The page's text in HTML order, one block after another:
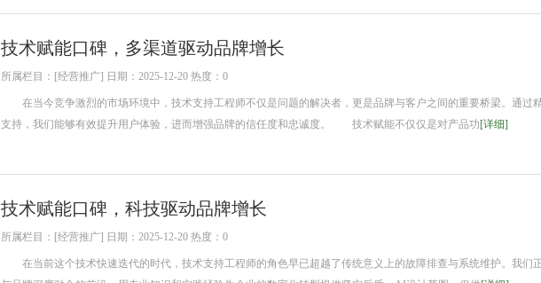
技术赋能口碑，多渠道驱动品牌增长
所属栏目：[经营推广] 日期：2025-12-20 热度：0
在当今竞争激烈的市场环境中，技术支持工程师不仅是问题的解决者，更是品牌与客户之间的重要桥梁。通过
支持，我们能够有效提升用户体验，进而增强品牌的信任度和忠诚度。 技术赋能不仅仅是对产品功[详细]
技术赋能口碑，科技驱动品牌增长
所属栏目：[经营推广] 日期：2025-12-20 热度：0
在当前这个技术快速迭代的时代，技术支持工程师的角色早已超越了传统意义上的故障排查与系统维护。我们